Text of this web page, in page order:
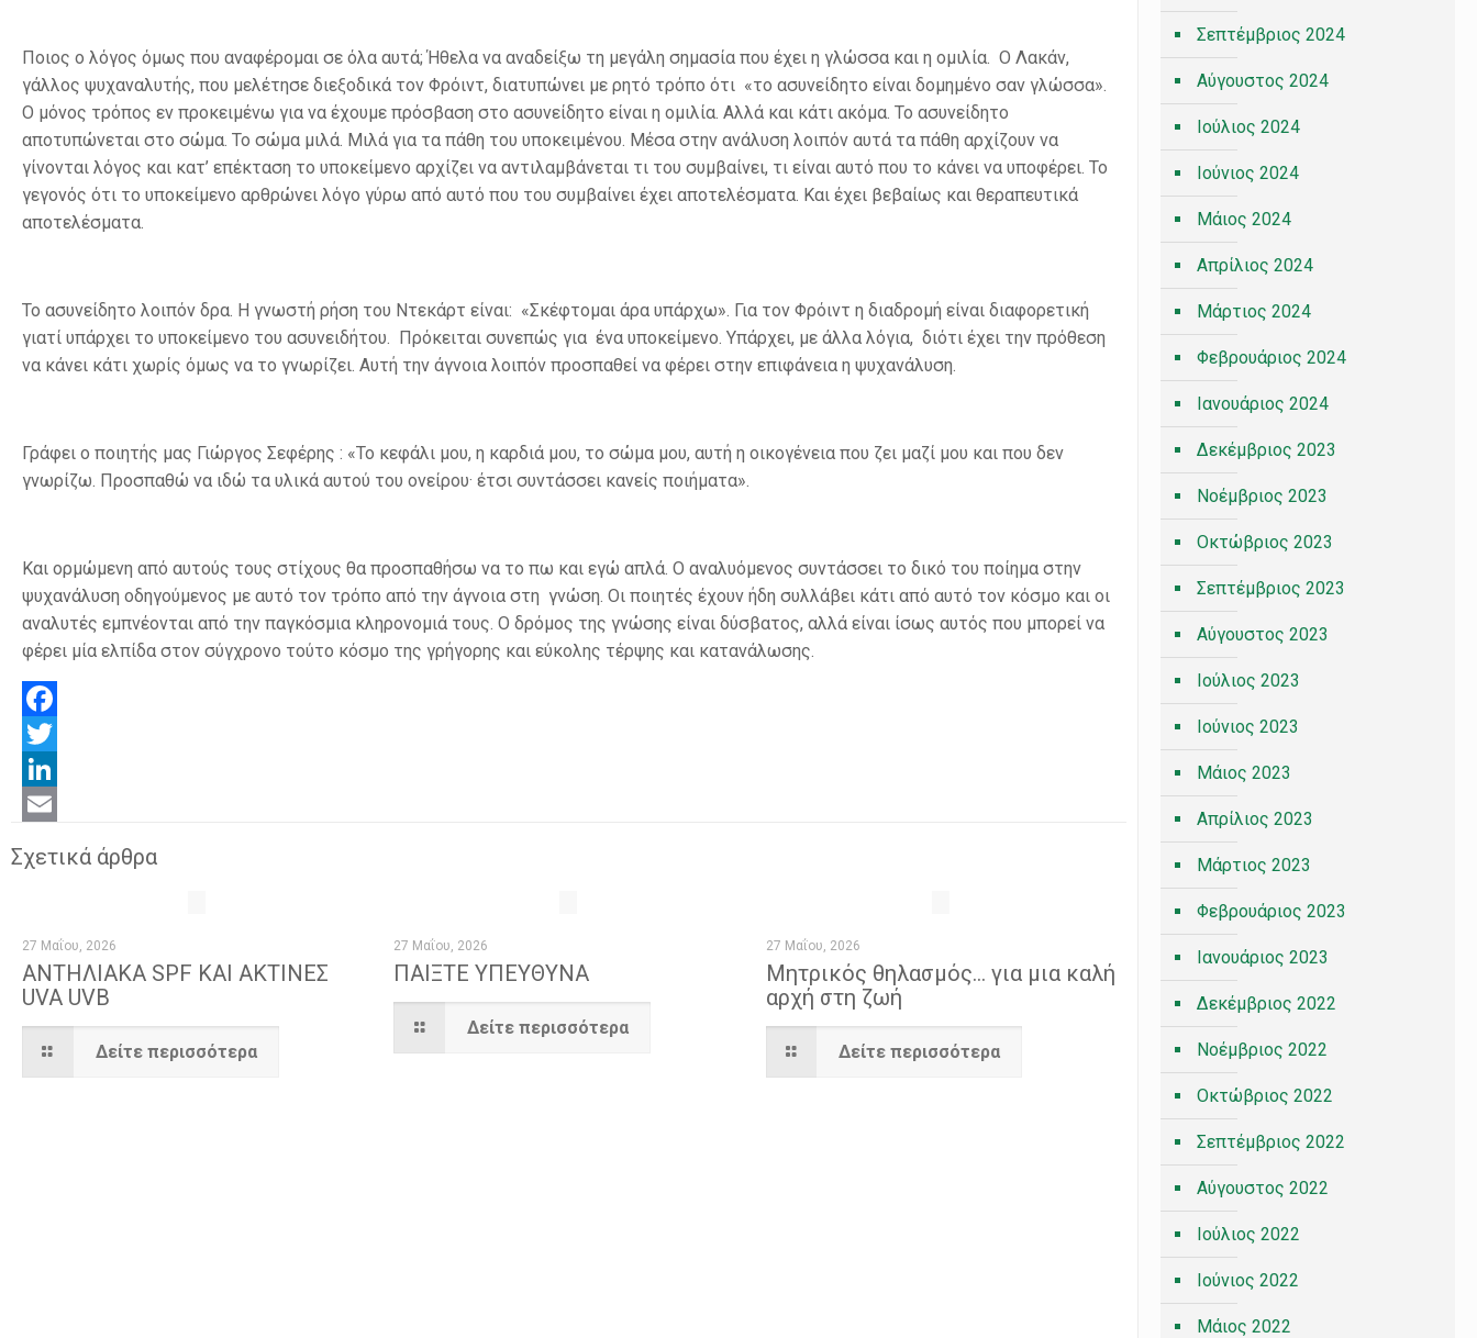
Ποιος ο λόγος όμως που αναφέρομαι σε όλα αυτά; Ήθελα να αναδείξω τη μεγάλη σημασία που έχει η γλώσσα και η ομιλία. Ο Λακάν,
γάλλος ψυχαναλυτής, που μελέτησε διεξοδικά τον Φρόιντ, διατυπώνει με ρητό τρόπο ότι «το ασυνείδητο είναι δομημένο σαν γλώσσα».
Ο μόνος τρόπος εν προκειμένω για να έχουμε πρόσβαση στο ασυνείδητο είναι η ομιλία. Αλλά και κάτι ακόμα. Το ασυνείδητο
αποτυπώνεται στο σώμα. Το σώμα μιλά. Μιλά για τα πάθη του υποκειμένου. Μέσα στην ανάλυση λοιπόν αυτά τα πάθη αρχίζουν να
γίνονται λόγος και κατ’ επέκταση το υποκείμενο αρχίζει να αντιλαμβάνεται τι του συμβαίνει, τι είναι αυτό που το κάνει να υποφέρει. Το
γεγονός ότι το υποκείμενο αρθρώνει λόγο γύρω από αυτό που του συμβαίνει έχει αποτελέσματα. Και έχει βεβαίως και θεραπευτικά
αποτελέσματα.
Το ασυνείδητο λοιπόν δρα. Η γνωστή ρήση του Ντεκάρτ είναι: «Σκέφτομαι άρα υπάρχω». Για τον Φρόιντ η διαδρομή είναι διαφορετική
γιατί υπάρχει το υποκείμενο του ασυνειδήτου. Πρόκειται συνεπώς για ένα υποκείμενο. Υπάρχει, με άλλα λόγια, διότι έχει την πρόθεση
να κάνει κάτι χωρίς όμως να το γνωρίζει. Αυτή την άγνοια λοιπόν προσπαθεί να φέρει στην επιφάνεια η ψυχανάλυση.
Γράφει ο ποιητής μας Γιώργος Σεφέρης : «Το κεφάλι μου, η καρδιά μου, το σώμα μου, αυτή η οικογένεια που ζει μαζί μου και που δεν
γνωρίζω. Προσπαθώ να ιδώ τα υλικά αυτού του ονείρου· έτσι συντάσσει κανείς ποιήματα».
Και ορμώμενη από αυτούς τους στίχους θα προσπαθήσω να το πω και εγώ απλά. Ο αναλυόμενος συντάσσει το δικό του ποίημα στην
ψυχανάλυση οδηγούμενος με αυτό τον τρόπο από την άγνοια στη γνώση. Οι ποιητές έχουν ήδη συλλάβει κάτι από αυτό τον κόσμο και οι
αναλυτές εμπνέονται από την παγκόσμια κληρονομιά τους. Ο δρόμος της γνώσης είναι δύσβατος, αλλά είναι ίσως αυτός που μπορεί να
φέρει μία ελπίδα στον σύγχρονο τούτο κόσμο της γρήγορης και εύκολης τέρψης και κατανάλωσης.
Facebook
Twitter
LinkedIn
Σχετικά άρθρα
27 Μαΐου, 2026
ΑΝΤΗΛΙΑΚΑ SPF KAI ΑΚΤΙΝΕΣ
UVA UVB
Δείτε περισσότερα
27 Μαΐου, 2026
ΠΑΙΞΤΕ ΥΠΕΥΘΥΝΑ
Δείτε περισσότερα
27 Μαΐου, 2026
Μητρικός θηλασμός… για μια καλή
αρχή στη ζωή
Δείτε περισσότερα
Σεπτέμβριος 2024
Αύγουστος 2024
Ιούλιος 2024
Ιούνιος 2024
Μάιος 2024
Απρίλιος 2024
Μάρτιος 2024
Φεβρουάριος 2024
Ιανουάριος 2024
Δεκέμβριος 2023
Νοέμβριος 2023
Οκτώβριος 2023
Σεπτέμβριος 2023
Αύγουστος 2023
Ιούλιος 2023
Ιούνιος 2023
Μάιος 2023
Απρίλιος 2023
Μάρτιος 2023
Φεβρουάριος 2023
Ιανουάριος 2023
Δεκέμβριος 2022
Νοέμβριος 2022
Οκτώβριος 2022
Σεπτέμβριος 2022
Αύγουστος 2022
Ιούλιος 2022
Ιούνιος 2022
Μάιος 2022